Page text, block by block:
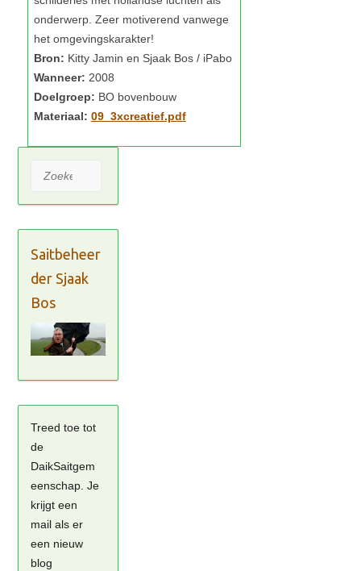
Bron:
Wanneer:
Doelgroep:
Materiaal: 09_3xcreatief.pdf
Zoeken
Saitbeheer
der Sjaak
Bos
Treed toe tot
de
DaikSaitgem
eenschap. Je
krijgt een
mail als er
een nieuw
blog